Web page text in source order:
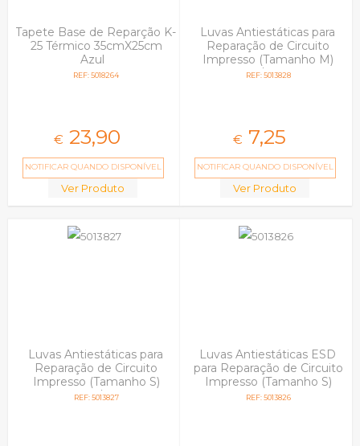
Tapete Base de Reparção K-
25 Térmico 35cmX25cm
Azul
REF: 5018264
€ 23,90
NOTIFICAR QUANDO DISPONÍVEL
Ver Produto
Luvas Antiestáticas para
Reparação de Circuito
Impresso (Tamanho M)
Verde/Branca
REF: 5013828
€ 7,25
NOTIFICAR QUANDO DISPONÍVEL
Ver Produto
Luvas Antiestáticas para
Reparação de Circuito
Impresso (Tamanho S)
Vermelha/Branca
REF: 5013827
Luvas Antiestáticas ESD
para Reparação de Circuito
Impresso (Tamanho S)
Brancas
REF: 5013826